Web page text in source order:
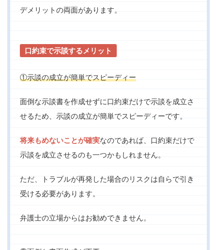
デメリットの両面があります。
口約束で示談するメリット
①示談の成立が簡単でスピーディー
面倒な示談書を作成せずに口約束だけで示談を成立さ
せるため、示談の成立が簡単でスピーディーです。
将来もめないことが確実なのであれば、口約束だけで
示談を成立させるのも一つかもしれません。
ただ、トラブルが再発した場合のリスクは自らで引き
受ける必要があります。
弁護士の立場からはお勧めできません。